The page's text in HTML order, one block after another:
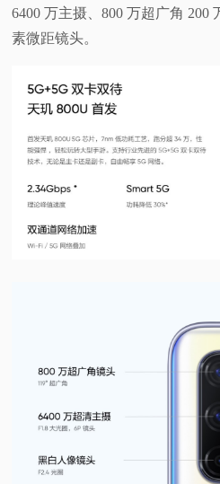
6400 万主摄、800 万超广角 200
素微距镜头。